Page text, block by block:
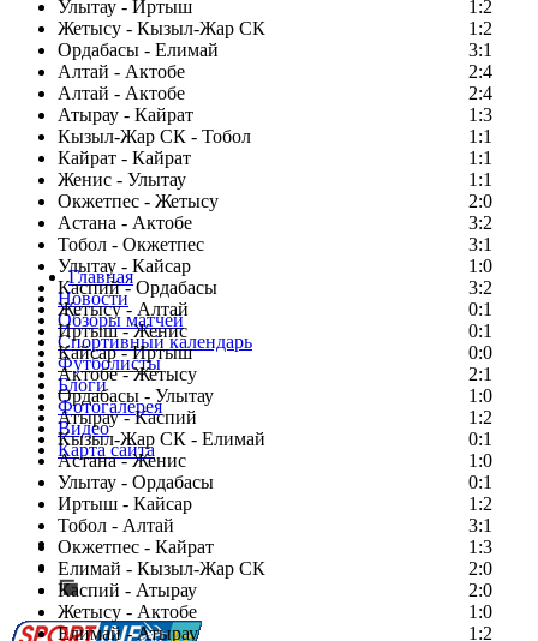
Улытау - Иртыш
1:2
Жетысу - Кызыл-Жар СК
1:2
Ордабасы - Елимай
3:1
Алтай - Актобе
2:4
Алтай - Актобе
2:4
Атырау - Кайрат
1:3
Кызыл-Жар СК - Тобол
1:1
Кайрат - Кайрат
1:1
Женис - Улытау
1:1
Окжетпес - Жетысу
2:0
Астана - Актобе
3:2
Тобол - Окжетпес
3:1
Улытау - Кайсар
1:0
Каспий - Ордабасы
3:2
Жетысу - Алтай
0:1
Иртыш - Женис
0:1
Кайсар - Иртыш
0:0
Актобе - Жетысу
2:1
Ордабасы - Улытау
1:0
Атырау - Каспий
1:2
Кызыл-Жар СК - Елимай
0:1
Астана - Женис
1:0
Улытау - Ордабасы
0:1
Иртыш - Кайсар
1:2
Тобол - Алтай
3:1
Окжетпес - Кайрат
1:3
Елимай - Кызыл-Жар СК
2:0
Каспий - Атырау
2:0
Жетысу - Актобе
1:0
Елимай - Атырау
1:2
Главная
Новости
Обзоры матчей
Спортивный календарь
Футболисты
Блоги
Фотогалерея
Видео
Карта сайта
Есть идея?
Сообщить о мероприятии
Перейти на старый сайт